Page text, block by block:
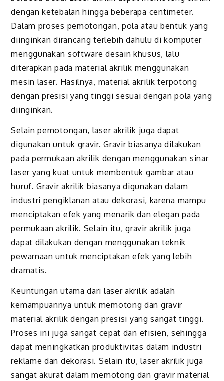
dengan ketebalan hingga beberapa centimeter.
Dalam proses pemotongan, pola atau bentuk yang
diinginkan dirancang terlebih dahulu di komputer
menggunakan software desain khusus, lalu
diterapkan pada material akrilik menggunakan
mesin laser. Hasilnya, material akrilik terpotong
dengan presisi yang tinggi sesuai dengan pola yang
diinginkan.
Selain pemotongan, laser akrilik juga dapat
digunakan untuk gravir. Gravir biasanya dilakukan
pada permukaan akrilik dengan menggunakan sinar
laser yang kuat untuk membentuk gambar atau
huruf. Gravir akrilik biasanya digunakan dalam
industri pengiklanan atau dekorasi, karena mampu
menciptakan efek yang menarik dan elegan pada
permukaan akrilik. Selain itu, gravir akrilik juga
dapat dilakukan dengan menggunakan teknik
pewarnaan untuk menciptakan efek yang lebih
dramatis.
Keuntungan utama dari laser akrilik adalah
kemampuannya untuk memotong dan gravir
material akrilik dengan presisi yang sangat tinggi.
Proses ini juga sangat cepat dan efisien, sehingga
dapat meningkatkan produktivitas dalam industri
reklame dan dekorasi. Selain itu, laser akrilik juga
sangat akurat dalam memotong dan gravir material